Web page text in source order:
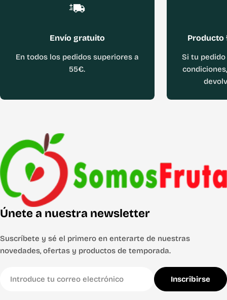
Envío gratuito
En todos los pedidos superiores a
55€.
Producto
Si tu
Únete a nuestra newsletter
Suscríbete y sé el primero en enterarte de nuestras
novedades, ofertas y productos de temporada.
electrónico
Inscribirse